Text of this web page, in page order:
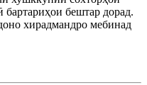
бартариҳои бештар дорад.
хирадмандро мебинад